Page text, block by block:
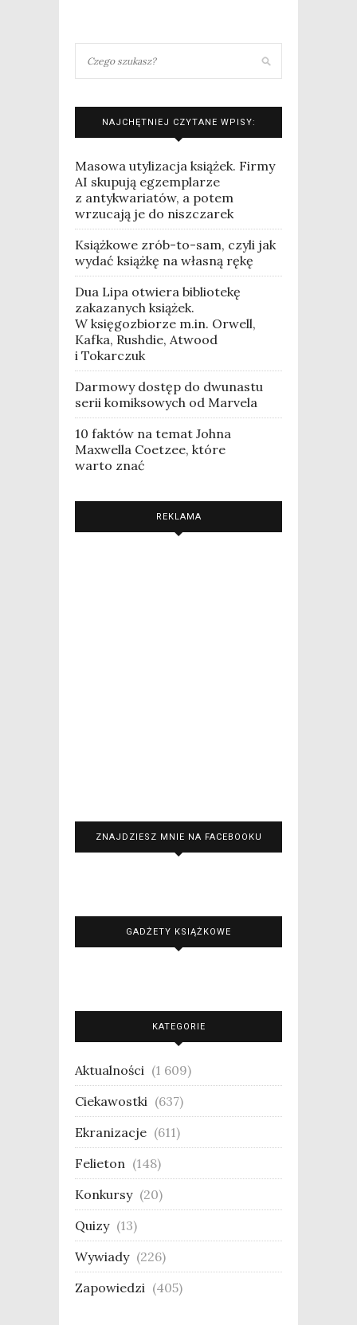
NAJCHĘTNIEJ CZYTANE WPISY:
Masowa utylizacja książek. Firmy
AI skupują egzemplarze
z antykwariatów, a potem
wrzucają je do niszczarek
Książkowe zrób-to-sam, czyli jak
wydać książkę na własną rękę
Dua Lipa otwiera bibliotekę
zakazanych książek.
W księgozbiorze m.in. Orwell,
Kafka, Rushdie, Atwood
i Tokarczuk
Darmowy dostęp do dwunastu
serii komiksowych od Marvela
10 faktów na temat Johna
Maxwella Coetzee, które
warto znać
REKLAMA
ZNAJDZIESZ MNIE NA FACEBOOKU
GADŻETY KSIĄŻKOWE
KATEGORIE
Aktualności (1 609)
Ciekawostki (637)
Ekranizacje (611)
Felieton (148)
Konkursy (20)
Quizy (13)
Wywiady (226)
Zapowiedzi (405)